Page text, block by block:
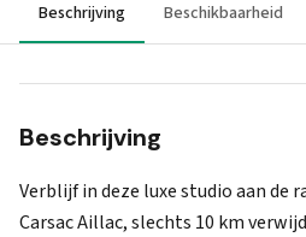
Beschrijving Beschikbaarheid
Beschrijving
Verblijf in deze luxe studio aan de
Carsac Aillac, slechts 10 km